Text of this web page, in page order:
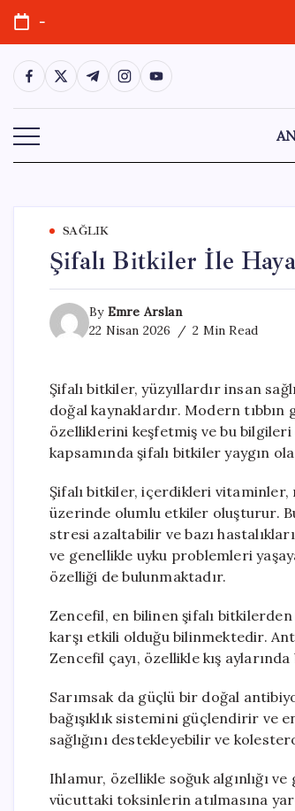
Skip
content
-
https://www.facebook.com/
https://twitter.com/
https://t.me/
https://www.instagram.com/
https://youtube.com/
SAĞLIK
Şifalı Bitkiler İle
By Emre Arslan
22 Nisan 2026
2 Min Read
Şifalı bitkiler, yüzyıllardır insan
doğal kaynaklardır. Modern
özelliklerini keşfetmiş ve bu
kapsamında şifalı bitkiler yaygın
Şifalı bitkiler, içerdikleri
üzerinde olumlu etkiler oluşturur.
stresi azaltabilir ve bazı
ve genellikle uyku problemleri
özelliği de bulunmaktadır.
Zencefil, en bilinen şifalı
karşı etkili olduğu bilinmektedir.
Zencefil çayı, özellikle kış
Sarımsak da güçlü bir doğal
bağışıklık sistemini güçlendirir ve
sağlığını destekleyebilir ve
Ihlamur, özellikle soğuk algınlığı
vücuttaki toksinlerin atılmasına